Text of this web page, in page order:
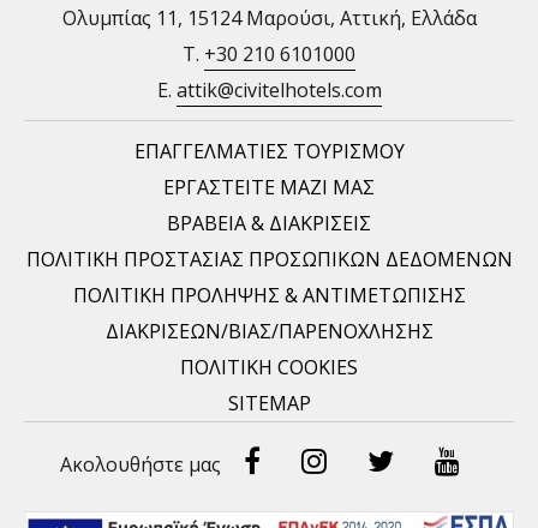
Ολυμπίας 11, 15124 Μαρούσι, Αττική, Ελλάδα
T. +30 210 6101000
E. attik@civitelhotels.com
ΕΠΑΓΓΕΛΜΑΤΙΕΣ ΤΟΥΡΙΣΜΟΥ
ΕΡΓΑΣΤΕΙΤΕ ΜΑΖΙ ΜΑΣ
ΒΡΑΒΕΙΑ & ΔΙΑΚΡΙΣΕΙΣ
ΠΟΛΙΤΙΚΗ ΠΡΟΣΤΑΣΙΑΣ ΠΡΟΣΩΠΙΚΩΝ ΔΕΔΟΜΕΝΩΝ
ΠΟΛΙΤΙΚΗ ΠΡΟΛΗΨΗΣ & ΑΝΤΙΜΕΤΩΠΙΣΗΣ
ΔΙΑΚΡΙΣΕΩΝ/ΒΙΑΣ/ΠΑΡΕΝΟΧΛΗΣΗΣ
ΠΟΛΙΤΙΚΗ COOKIES
SITEMAP
Ακολουθήστε μας FacebookInstragram
Twitter